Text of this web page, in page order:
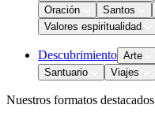
Oración
Santos
Valores espiritualidad
Descubrimiento Arte
Santuario
Viajes
Nuestros formatos destacados